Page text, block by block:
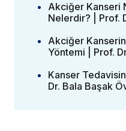
Akciğer Kanseri
Nelerdir? | Prof.
Akciğer
Yöntemi | Prof.
Kanser
Dr. Bala Başak